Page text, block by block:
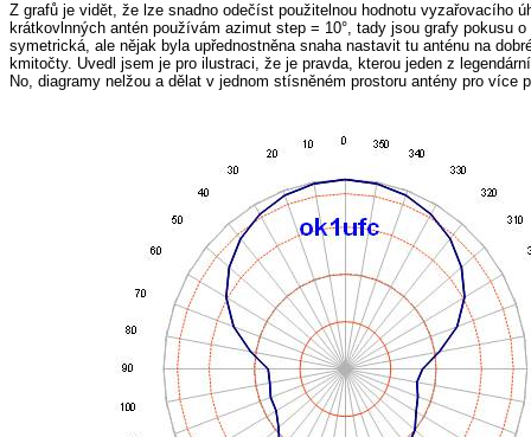
Z grafů je vidět, že lze snadno odečíst použitelnou hodnotu vyzařovacího
krátkovlnných antén používám azimut step = 10°, tady jsou grafy pokusu
symetrická, ale nějak byla upřednostněna snaha nastavit tu anténu na
kmitočty. Uvedl jsem je pro ilustraci, že je pravda, kterou jeden z
No, diagramy nelžou a dělat v jednom stísněném prostoru antény pro